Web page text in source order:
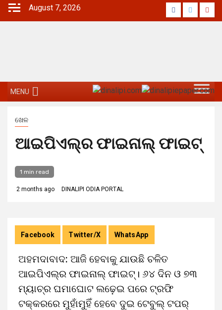
Skip
August 7, 2026 Facebook
Twitter
MENU
ଖେଳ
ଆଇପିଏଲ୍‌ର ଫାଇନାଲ୍ ଫାଇଟ୍‌
1 min read
2 months ago DINALIPI ODIA PORTAL
Facebook Twitter/X WhatsApp
ଅହମଦାବାଦ: ଆଜି ହେବାକୁ ଯାଉଛି ଚଳିତ
ଆଇପିଏଲ୍‌ର ଫାଇନାଲ୍ ଫାଇଟ୍‌। ୬୪ ଦିନ ଓ ୭୩
ମ୍ୟାଚ୍‌ର ଘମାଘୋଟ ଲଢ଼େଇ ପରେ ଟ୍ରଫି
ଟକ୍କରରେ ମୁହାଁମୁହିଁ ହେବେ ଦୁଇ ଟେବୁଲ୍‌ ଟପର୍‌